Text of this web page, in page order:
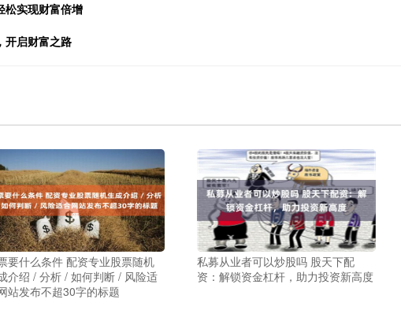
松实现财富倍增
开启财富之路
要什么条件 配资专业股票随机
介绍 / 分析 / 如何判断 / 风险适
站发布不超30字的标题
私募从业者可以炒股吗 股天下配
资：解锁资金杠杆，助力投资新高度